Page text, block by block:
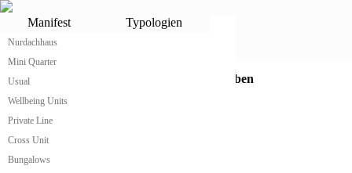
Manifest Typologien
Nurdachhaus
Mini Quarter
Usual
Wellbeing Units
Private Line
Cross Unit
Bungalows
Nurdachhaus
Das Nurdachhaus von atme®
Nurdachhäuser mit verschiedenen Dachgauben
Übersicht Nurdachhäuser
Reihenhaussiedlung aus Nurdachhäusern